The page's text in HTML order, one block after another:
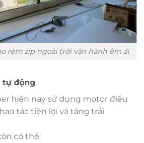
rèm zip ngoài trời vận hành êm ái
tự động
hiện nay sử dụng motor điều
tác tiện lợi và tăng trải
có thể: